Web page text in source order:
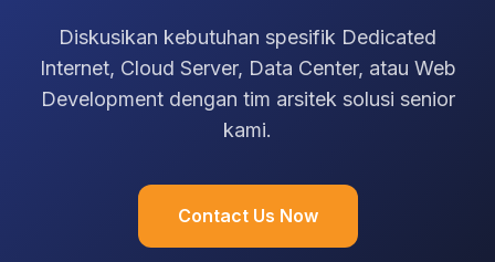
Diskusikan kebutuhan spesifik Dedicated
Internet, Cloud Server, Data Center, atau Web
Development dengan tim arsitek solusi senior
kami.
Contact Us Now